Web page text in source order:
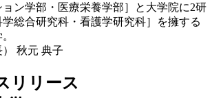
ン学部・医療栄養学部］と大学院に2研
総合研究科・看護学研究科］を擁する
秋元 典子
リリース